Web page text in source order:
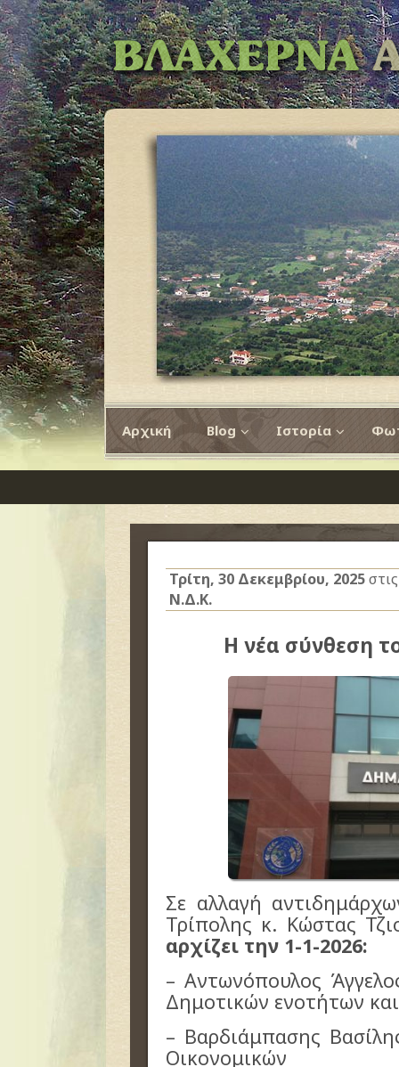
Αρχική Blog Ιστορία
Τρίτη, 30 Δεκεμβρίου, 2025
Ν.Δ.Κ.
Η νέα σύνθεση
Σε αλλαγή
Τρίπολης κ. Κώστας
αρχίζει την 1-1-2026:
– Αντωνόπουλος
Δημοτικών ενοτήτων
– Βαρδιάμπασης
Οικονομικών